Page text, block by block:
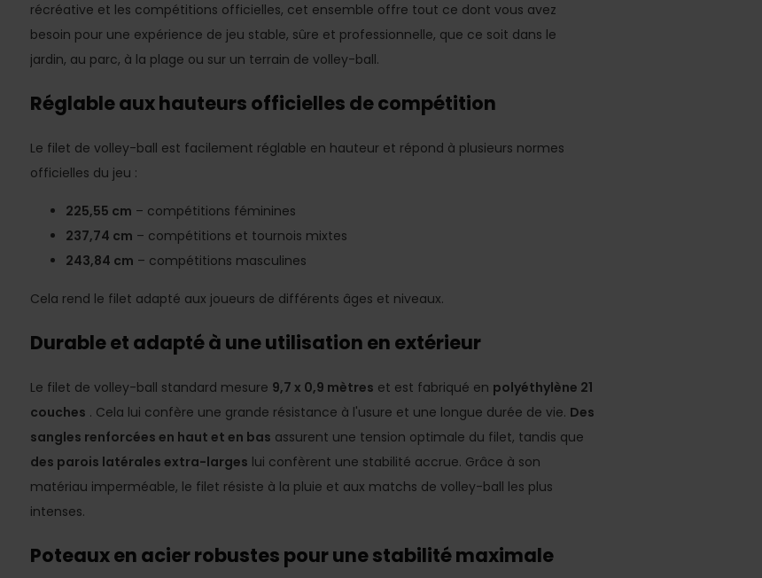
récréative et les compétitions officielles, cet ensemble offre tout ce dont vous avez
besoin pour une expérience de jeu stable, sûre et professionnelle, que ce soit dans le
jardin, au parc, à la plage ou sur un terrain de volley-ball.
Réglable aux hauteurs officielles de compétition
Le filet de volley-ball est facilement réglable en hauteur et répond à plusieurs normes
officielles du jeu :
225,55 cm – compétitions féminines
237,74 cm – compétitions et tournois mixtes
243,84 cm – compétitions masculines
Cela rend le filet adapté aux joueurs de différents âges et niveaux.
Durable et adapté à une utilisation en extérieur
Le filet de volley-ball standard mesure 9,7 x 0,9 mètres et est fabriqué en polyéthylène 21
couches . Cela lui confère une grande résistance à l'usure et une longue durée de vie. Des
sangles renforcées en haut et en bas assurent une tension optimale du filet, tandis que
des parois latérales extra-larges lui confèrent une stabilité accrue. Grâce à son
matériau imperméable, le filet résiste à la pluie et aux matchs de volley-ball les plus
intenses.
Poteaux en acier robustes pour une stabilité maximale